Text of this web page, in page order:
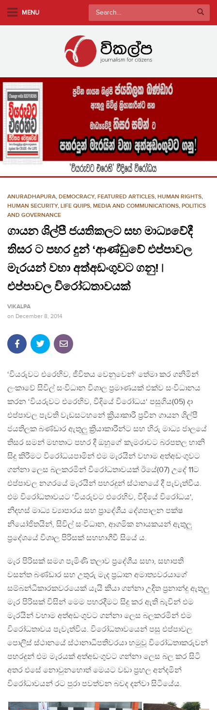
m
t
e
MENU
Search
for:
ANURADHAPURA, DEMOCRACY, FEATURED ARTICLES, HUMAN RIGHTS,
HUMAN SECURITY, LIFE QUIPS, MEDIA AND COMMUNICATIONS, POLITICS
AND GOVERNANCE
ගායන ශිල්පී ජයතිකලට සහ මාධ්‍යවේදී
තිසර ට පහර දුන් ‘ආණ්ඩුවේ එප්පාවල
මැරයන් වහා අත්අඩංගුවට ගනු! |
එප්පාවල විරෝධතාවයක්
VIKALPA
on December 8, 2014
‘වියරුවට එරෙහිව, ජීවිතය වෙනුවෙන්‘ තේමා කර ගනිමින්
ලංකාවේ සිවිල් සංවිධාන විශාල ප්‍රමාණයක් එක්ව සංවිධානය
කරන ‘වියරුවට එරෙහිව, වීදියේ විරෝධය‘ පසුගිය(05) දා
එප්පාවල පැවති වැඩසටහනේ ක්‍රියාකාරී ප්‍රවීන ගායන ශිල්පී
ජයතිලක බණ්ඩාර ඇතුලු ක්‍රියාකාරීන්ට සහ හිරු මාධ්‍ය ජාලයේ
තිසර සමන් මහතාට පහර දී ඔහුගේ කැමරාවට බරපතල හානි
සිදු කිරීමට විරෝධයපාමින් එම මැරයින් වහාම අත්අඩංගුවට
ගන්නා ලෙස බලකරමින් විරෝධතාවයක් ඊයේ(07) උදේ 11ට
එප්පාවල නගරයේ මැරයින් පහරදුන් ස්ථානයේ දී පැවැත්වීය.
එම විරෝධතාවයට ‘වියරුවට එරෙහිව, වීදියේ විරෝධය‘,
නිදහස් මාධ්‍ය ව්‍යාපාරය සහ ප්‍රාදේශීය දේශපාලන පක්ෂ
නියෝජිතයින්, සිවිල් සංවිධාන, ආගමික නායකයන් ඇතුලු
ප්‍රදේශයේ විශාල පිරිසක් සහභාගීවී සියේ ය.
මැර පිරිසක් සමග පැමිණි තලාව ප්‍රදේශීය සභා, සභාපති
වසන්ත බණ්ඩාර සහ උතුරු මැද ප්‍රධාන අමාත්‍යවරයාගේ
සම්බන්ධීකාරකවරයෙක් යැයි කියා ගන්නා උදිත ප්‍රනාන්දු ඇතුලු
මැර පිරිසක් විසින් මෙම පහරදීමට සිදු කර ඇති බැවින් එම
මැරයින් වහාම අත්අඩංගුවට ගන්නා ලෙස බලකරමින් එම
විරෝධතාවය පැවැත්විය. විරෝධතාවයෙන් පසු එප්පාවල
පොලිස් ස්ථානයේ ස්ථානාධිපතිවරයා හමුවූ විරෝධතාකරුවන්
පහරදුන් එම මැරයක් අත්අඩංගුවට ගන්නා ලෙස බල කර සිටි
අතර එසේ නොවුනහොත් මෙයට වඩා ප්‍රභල අන්දමින්
විරෝධාවයන් රට පුරා පවත්වන බවද දන්වා සිටියේය.